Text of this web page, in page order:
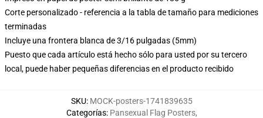
Corte personalizado - referencia a la tabla de tamaño para mediciones
terminadas
Incluye una frontera blanca de 3/16 pulgadas (5mm)
Puesto que cada artículo está hecho sólo para usted por su tercero
local, puede haber pequeñas diferencias en el producto recibido
SKU: MOCK-posters-1741839635
Categorías: Pansexual Flag Posters,